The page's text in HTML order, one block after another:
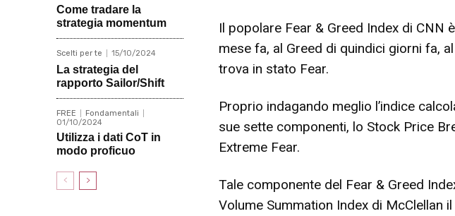
Come tradare la
strategia momentum
Scelti per te 15/10/2024
La strategia del
rapporto Sailor/Shift
FREE
Fondamentali
01/10/2024
Utilizza i dati CoT in
modo proficuo
Il popolare Fear & Greed Index di CNN
mese fa, al Greed di quindici giorni fa,
trova in stato Fear.
Proprio indagando meglio l’indice
sue sette componenti, lo Stock Price
Extreme Fear.
Tale componente del Fear & Greed
Volume Summation Index di McClellan